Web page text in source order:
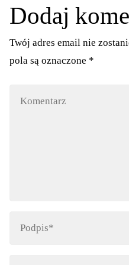
Dodaj
Twój adres email nie
pola są oznaczone *